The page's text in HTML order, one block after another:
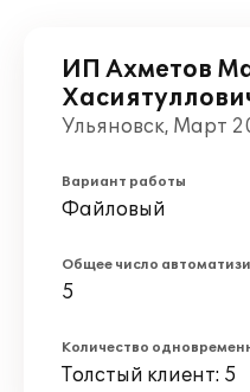
ИП Ахметов
Ульяновск, Март
Вариант работы
Файловый
Общее число
5
Количество
Толстый клиент: 5